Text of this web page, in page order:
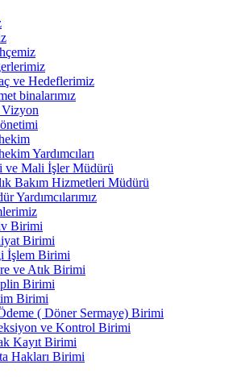
ve Hedeflerimiz
binalarımız
Yardımcıları
ve Mali İşler Müdürü
Bakım Hizmetleri Müdürü
Yardımcılarımız
Birimi
Birimi
İşlem Birimi
ve Atık Birimi
Birimi
Birimi
( Döner Sermaye) Birimi
ve Kontrol Birimi
Kayıt Birimi
Hakları Birimi